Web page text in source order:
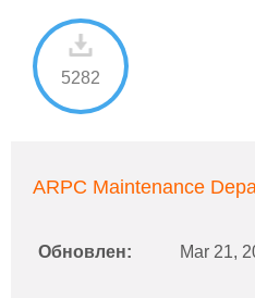
5282
ARPC Maintenance
Обновлен: Mar 21,